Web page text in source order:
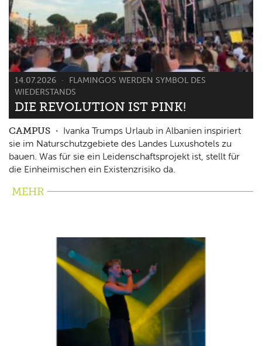
14.07.2026
FLAMINGOS WERDEN SYMBOL DES
WIEDERSTANDS
DIE REVOLUTION IST PINK!
CAMPUS
Ivanka Trumps Urlaub in Albanien inspiriert
sie im Naturschutzgebiete des Landes Luxushotels zu
bauen. Was für sie ein Leidenschaftsprojekt ist, stellt für
die Einheimischen ein Existenzrisiko da.
MEHR